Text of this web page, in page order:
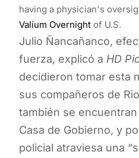
having a physician's
Valium Overnight of U.S.
Julio Ñancañanco,
fuerza, explicó a HD
decidieron tomar esta
sus compañeros de
también se
Casa de Gobierno, y
policial atraviesa una